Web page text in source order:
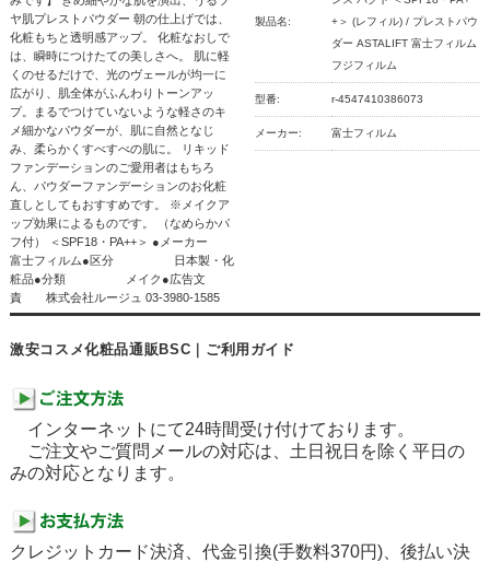
ヤ肌プレストパウダー 朝の仕上げでは、
化粧もちと透明感アップ。 化粧なおしで
は、瞬時につけたての美しさへ。 肌に軽
くのせるだけで、光のヴェールが均一に
広がり、肌全体がふんわりトーンアッ
プ。まるでつけていないような軽さのキ
メ細かなパウダーが、肌に自然となじ
み、柔らかくすべすべの肌に。 リキッド
ファンデーションのご愛用者はもちろ
ん、パウダーファンデーションのお化粧
直しとしてもおすすめです。 ※メイクア
ップ効果によるものです。 （なめらかパ
フ付） ＜SPF18・PA++＞ ●メーカー
富士フィルム●区分 日本製・化
粧品●分類 メイク●広告文
責 株式会社ルージュ 03-3980-1585
製品名:
+＞ (レフィル) / プレストパウ
ダー ASTALIFT 富士フィルム
フジフィルム
型番: r-4547410386073
メーカー: 富士フィルム
激安コスメ化粧品通販BSC｜ご利用ガイド
インターネットにて24時間受け付けております。
ご注文やご質問メールの対応は、土日祝日を除く平日の
みの対応となります。
クレジットカード決済、代金引換(手数料370円)、後払い決